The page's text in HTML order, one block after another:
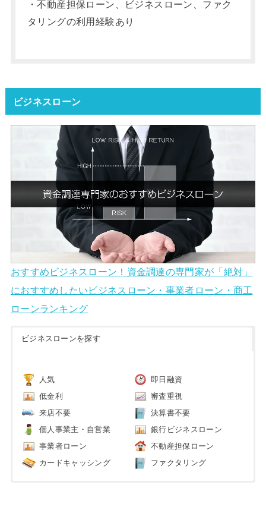
・不動産担保ローン、ビジネスローン、ファク
タリングの利用経験あり
ビジネスローン
おすすめビジネスローン！資金調達の専門家が「絶対」
におすすめしたいビジネスローン・事業者ローン・商工
ローンランキング
ビジネスローンを探す
人気 即日融資
低金利 審査重視
来店不要 決算書不要
個人事業主・自営業 銀行ビジネスローン
事業者ローン 不動産担保ローン
カードキャッシング ファクタリング